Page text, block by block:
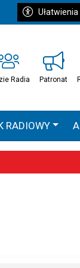
Radia Patronat
RADIOWY
HEAVEN TOUR